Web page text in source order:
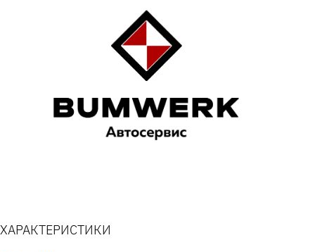
ХАРАКТЕРИСТИКИ